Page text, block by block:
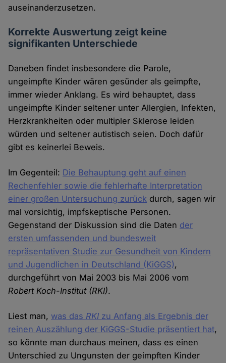
auseinanderzusetzen.
Korrekte Auswertung zeigt keine
signifikanten Unterschiede
Daneben findet insbesondere die Parole,
ungeimpfte Kinder wären gesünder als geimpfte,
immer wieder Anklang. Es wird behauptet, dass
ungeimpfte Kinder seltener unter Allergien, Infekten,
Herzkrankheiten oder multipler Sklerose leiden
würden und seltener autistisch seien. Doch dafür
gibt es keinerlei Beweis.
Im Gegenteil: Die Behauptung geht auf einen
Rechenfehler sowie die fehlerhafte Interpretation
einer großen Untersuchung zurück durch, sagen wir
mal vorsichtig, impfskeptische Personen.
Gegenstand der Diskussion sind die Daten der
ersten umfassenden und bundesweit
repräsentativen Studie zur Gesundheit von Kindern
und Jugendlichen in Deutschland (KiGGS),
durchgeführt von Mai 2003 bis Mai 2006 vom
Robert Koch-Institut (RKI).
Liest man, was das RKI zu Anfang als Ergebnis der
reinen Auszählung der KiGGS-Studie präsentiert hat,
so könnte man durchaus meinen, dass es einen
Unterschied zu Ungunsten der geimpften Kinder